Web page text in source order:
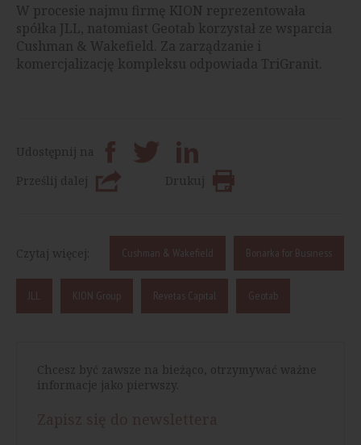
W procesie najmu firmę KION reprezentowała
spółka JLL, natomiast Geotab korzystał ze wsparcia
Cushman & Wakefield. Za zarządzanie i
komercjalizację kompleksu odpowiada TriGranit.
Udostępnij na
Prześlij dalej
Drukuj
Czytaj więcej: Cushman & Wakefield Bonarka for Business
JLL KION Group Revetas Capital Geotab
Chcesz być zawsze na bieżąco, otrzymywać ważne
informacje jako pierwszy.